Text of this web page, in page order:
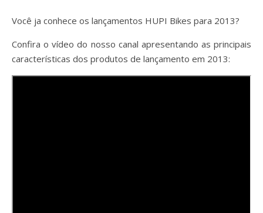
Você ja conhece os lançamentos HUPI Bikes para 2013?
Confira o vídeo do nosso canal apresentando as principais
características dos produtos de lançamento em 2013: